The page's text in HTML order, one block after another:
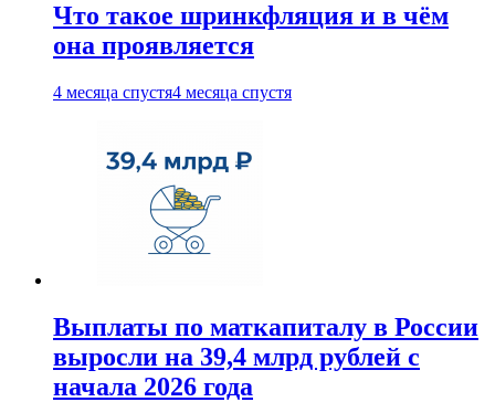
Что такое шринкфляция и в чём
она проявляется
4 месяца спустя4 месяца спустя
Выплаты по маткапиталу в России
выросли на 39,4 млрд рублей с
начала 2026 года